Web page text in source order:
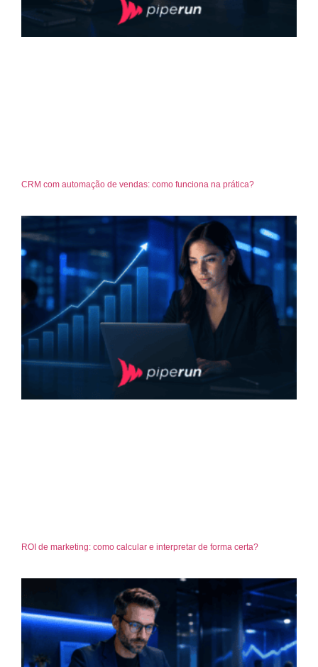
CRM com automação de vendas: como funciona na prática?
ROI de marketing: como calcular e interpretar de forma certa?